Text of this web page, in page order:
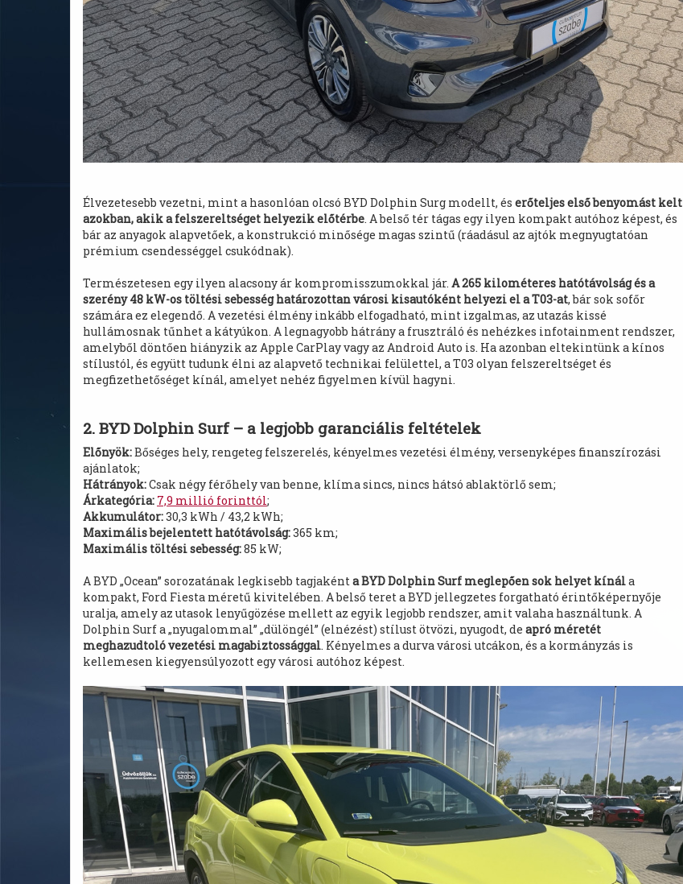
Élvezetesebb vezetni, mint a hasonlóan olcsó BYD Dolphin Surg modellt, és erőteljes első benyomást kelt
azokban, akik a felszereltséget helyezik előtérbe. A belső tér tágas egy ilyen kompakt autóhoz képest, és
bár az anyagok alapvetőek, a konstrukció minősége magas szintű (ráadásul az ajtók megnyugtatóan
prémium csendességgel csukódnak).
Természetesen egy ilyen alacsony ár kompromisszumokkal jár. A 265 kilométeres hatótávolság és a
szerény 48 kW-os töltési sebesség határozottan városi kisautóként helyezi el a T03-at, bár sok sofőr
számára ez elegendő. A vezetési élmény inkább elfogadható, mint izgalmas, az utazás kissé
hullámosnak tűnhet a kátyúkon. A legnagyobb hátrány a frusztráló és nehézkes infotainment rendszer,
amelyből döntően hiányzik az Apple CarPlay vagy az Android Auto is. Ha azonban eltekintünk a kínos
stílustól, és együtt tudunk élni az alapvető technikai felülettel, a T03 olyan felszereltséget és
megfizethetőséget kínál, amelyet nehéz figyelmen kívül hagyni.
2. BYD Dolphin Surf – a legjobb garanciális feltételek
Előnyök:Bőséges hely, rengeteg felszerelés, kényelmes vezetési élmény, versenyképes finanszírozási
ajánlatok;
Hátrányok:Csak négy férőhely van benne, klíma sincs, nincs hátsó ablaktörlő sem;
Árkategória: 7,9 millió forinttól;
Akkumulátor:30,3 kWh / 43,2 kWh;
Maximális bejelentett hatótávolság:365 km;
Maximális töltési sebesség:85 kW;
A BYD „Ocean” sorozatának legkisebb tagjakénta BYD Dolphin Surf meglepően sok helyet kínála
kompakt, Ford Fiesta méretű kivitelében. A belső teret a BYD jellegzetes forgatható érintőképernyője
uralja, amely az utasok lenyűgözése mellett az egyik legjobb rendszer, amit valaha használtunk. A
Dolphin Surf a „nyugalommal” „dülöngél” (elnézést) stílust ötvözi, nyugodt, de apró méretét
meghazudtoló vezetési magabiztossággal. Kényelmes a durva városi utcákon, és a kormányzás is
kellemesen kiegyensúlyozott egy városi autóhoz képest.